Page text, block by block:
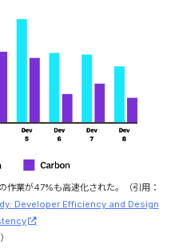
作業が47%も高速化された。（引用：
Developer Efficiency and Design
）